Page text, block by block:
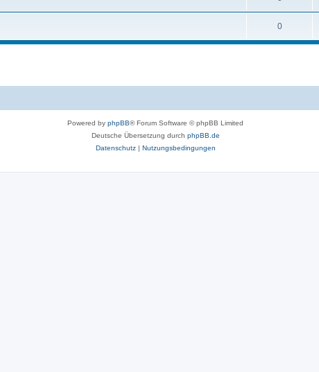
0
Powered by phpBB® Forum Software © phpBB Limited
Deutsche Übersetzung durch phpBB.de
Datenschutz| Nutzungsbedingungen